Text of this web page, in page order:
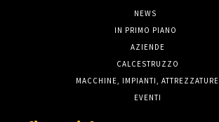
NEWS
IN PRIMO PIANO
AZIENDE
CALCESTRUZZO
MACCHINE, IMPIANTI, ATTREZZATURE
EVENTI